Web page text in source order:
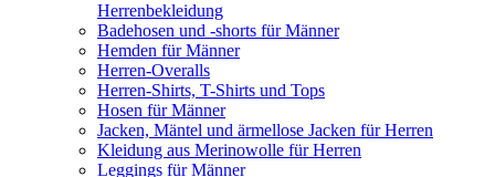
Herrenbekleidung
Badehosen und -shorts für Männer
Hemden für Männer
Herren-Overalls
Herren-Shirts, T-Shirts und Tops
Hosen für Männer
Jacken, Mäntel und ärmellose Jacken für Herren
Kleidung aus Merinowolle für Herren
Leggings für Männer